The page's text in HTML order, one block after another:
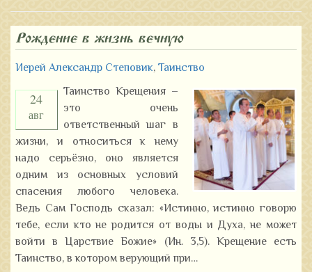
Рождение в жизнь вечную
Иерей Александр Степовик,Таинство
24
авг
Таинство Крещения –
это очень
ответственный шаг в
жизни, и относиться к нему
надо серьёзно, оно является
одним из основных условий
спасения любого человека.
Ведь Сам Господь сказал: «Истинно, истинно говорю
тебе, если кто не родится от воды и Духа, не может
войти в Царствие Божие» (Ин. 3,5). Крещение есть
Таинство, в котором верующий при…